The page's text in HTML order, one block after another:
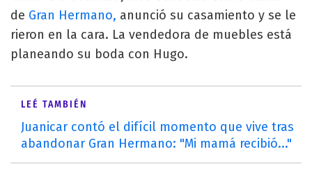
de Gran Hermano, anunció su casamiento y se le
rieron en la cara. La vendedora de muebles está
planeando su boda con Hugo.
LEÉ TAMBIÉN
Juanicar contó el difícil momento que vive tras
abandonar Gran Hermano: "Mi mamá recibió..."